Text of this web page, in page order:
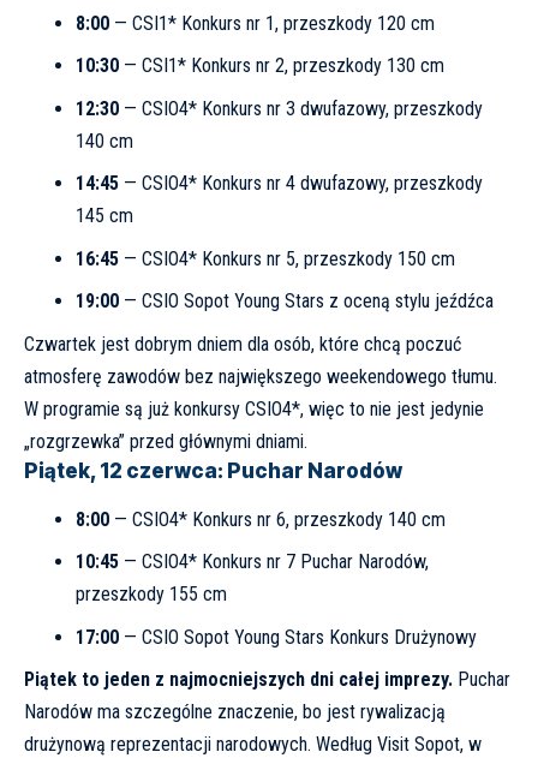
8:00— CSI1* Konkurs nr 1, przeszkody 120 cm
10:30— CSI1* Konkurs nr 2, przeszkody 130 cm
12:30— CSIO4* Konkurs nr 3 dwufazowy, przeszkody
140 cm
14:45— CSIO4* Konkurs nr 4 dwufazowy, przeszkody
145 cm
16:45— CSIO4* Konkurs nr 5, przeszkody 150 cm
19:00— CSIO Sopot Young Stars z oceną stylu jeźdźca
Czwartek jest dobrym dniem dla osób, które chcą poczuć
atmosferę zawodów bez największego weekendowego tłumu.
W programie są już konkursy CSIO4*, więc to nie jest jedynie
„rozgrzewka” przed głównymi dniami.
Piątek, 12 czerwca: Puchar Narodów
8:00— CSIO4* Konkurs nr 6, przeszkody 140 cm
10:45— CSIO4* Konkurs nr 7 Puchar Narodów,
przeszkody 155 cm
17:00— CSIO Sopot Young Stars Konkurs Drużynowy
Piątek to jeden z najmocniejszych dni całej imprezy. Puchar
Narodów ma szczególne znaczenie, bo jest rywalizacją
drużynową reprezentacji narodowych. Według Visit Sopot, w